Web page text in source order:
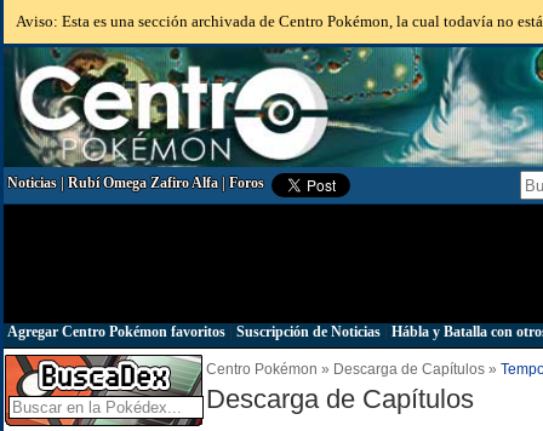
Aviso: Esta es una sección archivada de Centro Pokémon, la cual todavía no
Noticias|Rubí Omega Zafiro Alfa|Foros
Agregar Centro Pokémon favoritos Suscripción de Noticias Hábla y Batalla con
Centro Pokémon » Descarga de Capítulos »
Descarga de Capítulos